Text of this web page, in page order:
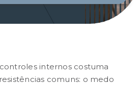
SOLUÇÕESinternoscostuma
comuns: o medo